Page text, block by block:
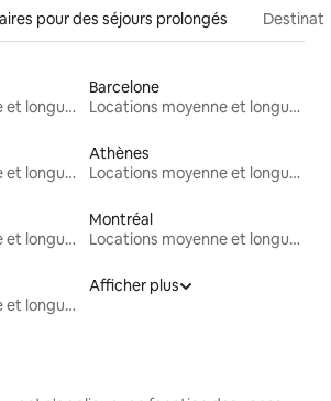
pour des séjours prolongés
Locations moyenne et longue durée
Barcelone
Locations moyenne et longue durée
Locations moyenne et longue durée
Athènes
Locations moyenne et longue durée
Locations moyenne et longue durée
Montréal
Locations moyenne et longue durée
Locations moyenne et longue durée
Afficher plus